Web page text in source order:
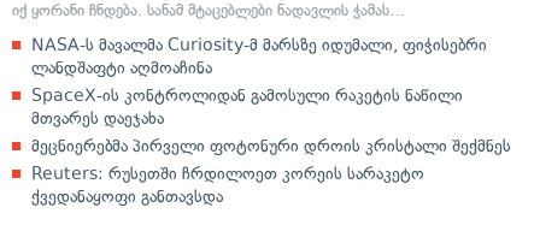
იქ ყორანი ჩნდება. სანამ მტაცებლები ნადავლის ჭამას…
NASA-ს მავალმა Curiosity-მ მარსზე იდუმალი, ფიჭისებრი
ლანდშაფტი აღმოაჩინა
SpaceX-ის კონტროლიდან გამოსული რაკეტის ნაწილი
მთვარეს დაეჯახა
მეცნიერებმა პირველი ფოტონური დროის კრისტალი შექმნეს
Reuters: რუსეთში ჩრდილოეთ კორეის სარაკეტო
ქვედანაყოფი განთავსდა